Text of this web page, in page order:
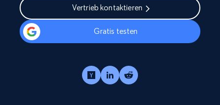
Vertrieb kontaktieren
Gratis testen